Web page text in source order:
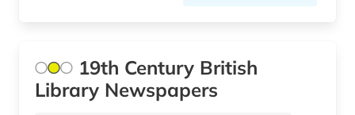
bonifatius (1)
benin (1)
19th Century British
Library Newspapers